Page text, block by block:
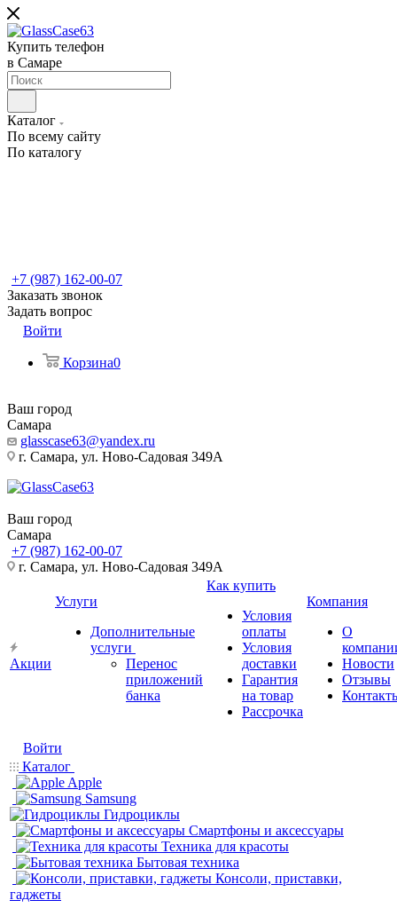
Купить телефон
в Самаре
Каталог
По всему сайту
По каталогу
+7 (987) 162-00-07
Заказать звонок
Задать вопрос
Войти
Корзина0
Ваш город
Самара
glasscase63@yandex.ru
г. Самара, ул. Ново-Садовая 349А
Ваш город
Самара
+7 (987) 162-00-07
г. Самара, ул. Ново-Садовая 349А
Акции
Услуги
Дополнительные
услуги
Перенос
приложений
банка
Как купить
Условия
оплаты
Условия
доставки
Гарантия
на товар
Рассрочка
Компания
О
Новости
Отзывы
Войти
Каталог
Apple
Samsung
Гидроциклы
Смартфоны и аксессуары
Техника для красоты
Бытовая техника
Консоли, приставки,
гаджеты